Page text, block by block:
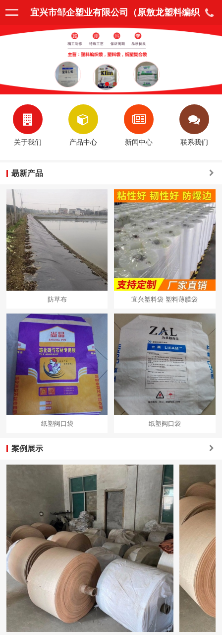
宜兴市邹企塑业有限公司（原敖龙塑料编织
袋厂）
关于我们 产品中心 新闻中心 联系我们
朂新产品
防草布 宜兴塑料袋 塑料薄膜袋
纸塑阀口袋 纸塑阀口袋
案例展示